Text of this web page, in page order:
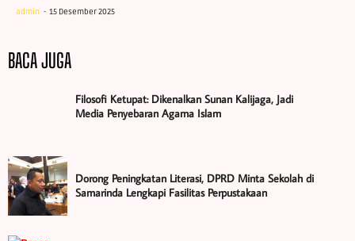
admin 15 Desember 2025
BACA JUGA
Filosofi Ketupat: Dikenalkan Sunan Kalijaga, Jadi
Media Penyebaran Agama Islam
Dorong Peningkatan Literasi, DPRD Minta Sekolah di
Samarinda Lengkapi Fasilitas Perpustakaan